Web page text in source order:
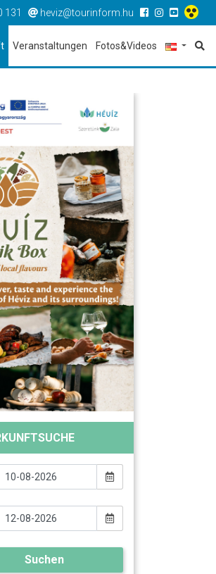
131 heviz@tourinform.hu
Veranstaltungen Fotos&Videos
Suchen